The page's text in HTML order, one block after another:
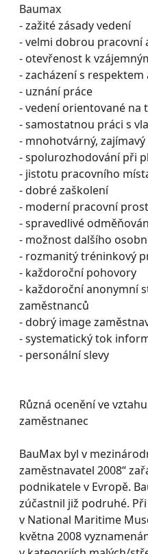
Baumax
- zažité zásady vedení
- velmi dobrou pracovní
- otevřenost k
- zacházení s respektem
- uznání práce
- vedení orientované na
- samostatnou práci s
- mnohotvárný,
- spolurozhodování při
- jistotu pracovního
- dobré zaškolení
- moderní pracovní
- spravedlivé
- možnost dalšího
- rozmanitý tréninkový
- každoroční pohovory
- každoroční anonymní
zaměstnanců
- dobrý image
- systematický tok
- personální slevy
Různá ocenění ve
zaměstnanec
BauMax byl v
zaměstnavatel 2008“
podnikatele v Evropě.
zúčastnil již podruhé.
v National Maritime
května 2008